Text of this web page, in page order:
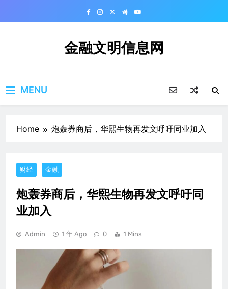
金融文明信息网
MENU
Home 炮轰券商后，华熙生物再发文呼吁同业加入
财经 金融
炮轰券商后，华熙生物再发文呼吁同
业加入
Admin 1 年 Ago 0 1 Mins